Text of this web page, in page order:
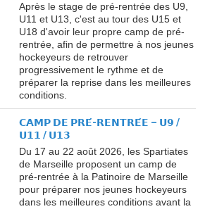
Après le stage de pré-rentrée des U9,
U11 et U13, c'est au tour des U15 et
U18 d'avoir leur propre camp de pré-
rentrée, afin de permettre à nos jeunes
hockeyeurs de retrouver
progressivement le rythme et de
préparer la reprise dans les meilleures
conditions.
𝗖𝗔𝗠𝗣 𝗗𝗘 𝗣𝗥𝗘́-𝗥𝗘𝗡𝗧𝗥𝗘́𝗘 – 𝗨𝟵 /
𝗨𝟭𝟭 / 𝗨𝟭𝟯
Du 17 au 22 août 2026, les Spartiates
de Marseille proposent un camp de
pré-rentrée à la Patinoire de Marseille
pour préparer nos jeunes hockeyeurs
dans les meilleures conditions avant la